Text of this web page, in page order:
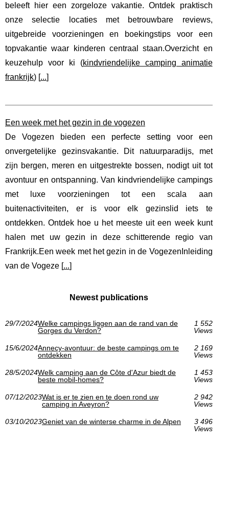
beleeft hier een zorgeloze vakantie. Ontdek praktisch
onze selectie locaties met betrouwbare reviews,
uitgebreide voorzieningen en boekingstips voor een
topvakantie waar kinderen centraal staan.Overzicht en
keuzehulp voor ki (kindvriendelijke camping animatie
frankrijk) [...]
Een week met het gezin in de vogezen
De Vogezen bieden een perfecte setting voor een
onvergetelijke gezinsvakantie. Dit natuurparadijs, met
zijn bergen, meren en uitgestrekte bossen, nodigt uit tot
avontuur en ontspanning. Van kindvriendelijke campings
met luxe voorzieningen tot een scala aan
buitenactiviteiten, er is voor elk gezinslid iets te
ontdekken. Ontdek hoe u het meeste uit een week kunt
halen met uw gezin in deze schitterende regio van
Frankrijk.Een week met het gezin in de VogezenInleiding
van de Vogeze [...]
Newest publications
29/7/2024Welke campings liggen aan de rand van de
Gorges du Verdon?
1 552
Views
15/6/2024Annecy-avontuur: de beste campings om te
ontdekken
2 169
Views
28/5/2024Welk camping aan de Côte d'Azur biedt de
beste mobil-homes?
1 453
Views
07/12/2023Wat is er te zien en te doen rond uw
camping in Aveyron?
2 942
Views
03/10/2023Geniet van de winterse charme in de Alpen
3 496
Views